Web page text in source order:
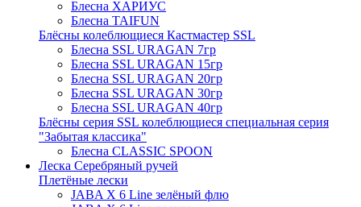
Блесна ХАРИУС
Блесна TAIFUN
Блёсны колеблющиеся Кастмастер SSL
Блесна SSL URAGAN 7гр
Блесна SSL URAGAN 15гр
Блесна SSL URAGAN 20гр
Блесна SSL URAGAN 30гр
Блесна SSL URAGAN 40гр
Блёсны серия SSL колеблющиеся специальная серия
"Забытая классика"
Блесна CLASSIC SPOON
Леска Серебряный ручей
Плетёные лески
JABA X 6 Line зелёный флю